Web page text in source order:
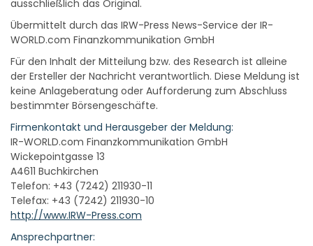
ausschließlich das Original.
Übermittelt durch das IRW-Press News-Service der IR-
WORLD.com Finanzkommunikation GmbH
Für den Inhalt der Mitteilung bzw. des Research ist alleine
der Ersteller der Nachricht verantwortlich. Diese Meldung ist
keine Anlageberatung oder Aufforderung zum Abschluss
bestimmter Börsengeschäfte.
Firmenkontakt und Herausgeber der Meldung:
IR-WORLD.com Finanzkommunikation GmbH
Wickepointgasse 13
A4611 Buchkirchen
Telefon: +43 (7242) 211930-11
Telefax: +43 (7242) 211930-10
http://www.IRW-Press.com
Ansprechpartner: